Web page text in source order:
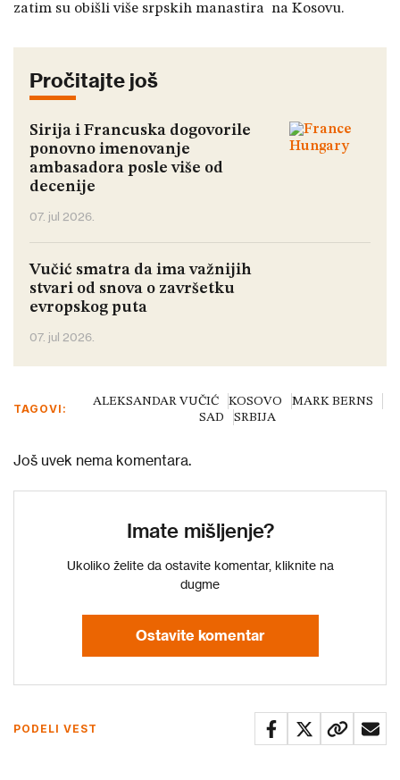
zatim su obišli više srpskih manastira na Kosovu.
Pročitajte još
Sirija i Francuska dogovorile
ponovno imenovanje
ambasadora posle više od
decenije
07. jul 2026.
Vučić smatra da ima važnijih
stvari od snova o završetku
evropskog puta
07. jul 2026.
TAGOVI:
ALEKSANDAR VUČIĆ KOSOVO
MARK BERNS
SAD
SRBIJA
Još uvek nema komentara.
Imate mišljenje?
Ukoliko želite da ostavite komentar, kliknite na
dugme
Ostavite komentar
PODELI VEST